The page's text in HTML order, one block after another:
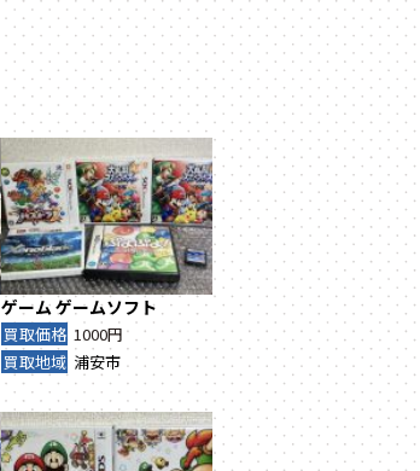
ゲームゲームソフト
買取価格 1000円
買取地域 浦安市